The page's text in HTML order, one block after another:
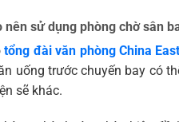
nên sử dụng phòng chờ sân
tổng đài văn phòng China
uống trước chuyến bay có
sẽ khác.